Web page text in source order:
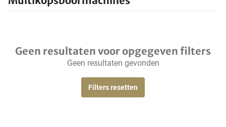
Geen resultaten voor opgegeven filters
Geen resultaten gevonden
Filters resetten